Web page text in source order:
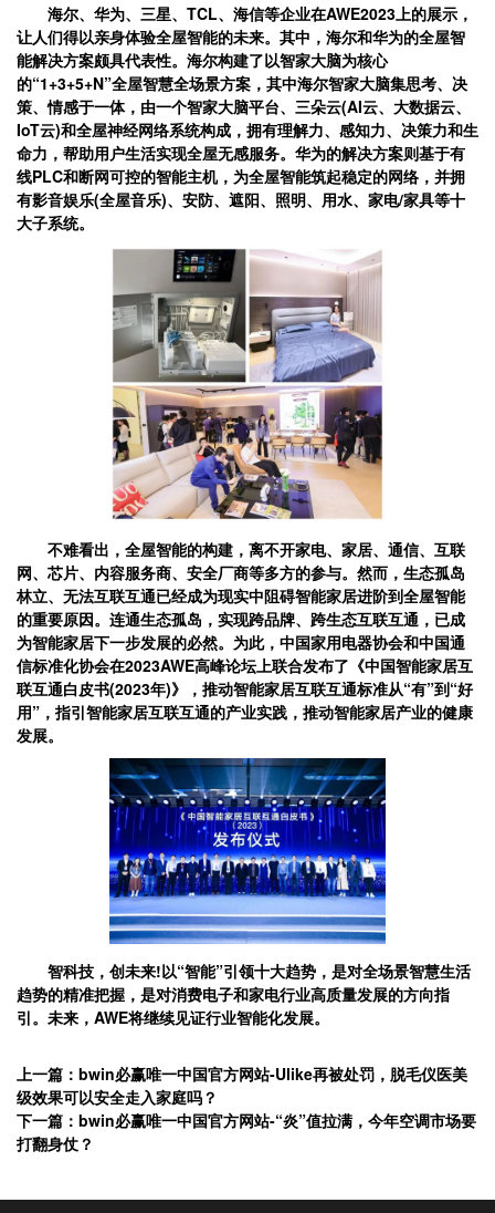
海尔、华为、三星、TCL、海信等企业在AWE2023上的展示，
让人们得以亲身体验全屋智能的未来。其中，海尔和华为的全屋智
能解决方案颇具代表性。海尔构建了以智家大脑为核心
的“1+3+5+N”全屋智慧全场景方案，其中海尔智家大脑集思考、决
策、情感于一体，由一个智家大脑平台、三朵云(AI云、大数据云、
IoT云)和全屋神经网络系统构成，拥有理解力、感知力、决策力和生
命力，帮助用户生活实现全屋无感服务。华为的解决方案则基于有
线PLC和断网可控的智能主机，为全屋智能筑起稳定的网络，并拥
有影音娱乐(全屋音乐)、安防、遮阳、照明、用水、家电/家具等十
大子系统。
不难看出，全屋智能的构建，离不开家电、家居、通信、互联
网、芯片、内容服务商、安全厂商等多方的参与。然而，生态孤岛
林立、无法互联互通已经成为现实中阻碍智能家居进阶到全屋智能
的重要原因。连通生态孤岛，实现跨品牌、跨生态互联互通，已成
为智能家居下一步发展的必然。为此，中国家用电器协会和中国通
信标准化协会在2023AWE高峰论坛上联合发布了《中国智能家居互
联互通白皮书(2023年)》，推动智能家居互联互通标准从“有”到“好
用”，指引智能家居互联互通的产业实践，推动智能家居产业的健康
发展。
智科技，创未来!以“智能”引领十大趋势，是对全场景智慧生活
趋势的精准把握，是对消费电子和家电行业高质量发展的方向指
引。未来，AWE将继续见证行业智能化发展。
上一篇：bwin必赢唯一中国官方网站-Ulike再被处罚，脱毛仪医美
级效果可以安全走入家庭吗？
下一篇：bwin必赢唯一中国官方网站-“炎”值拉满，今年空调市场要
打翻身仗？